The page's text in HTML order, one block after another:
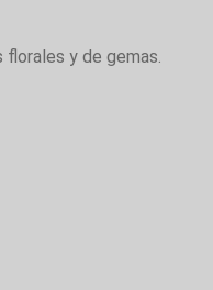
florales y de gemas.